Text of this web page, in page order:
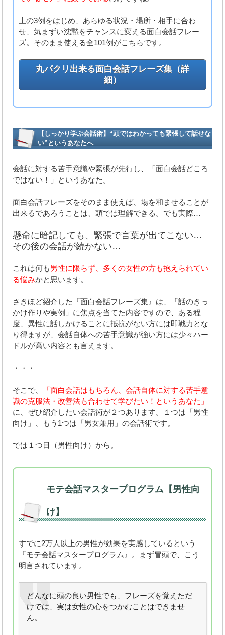
上の3例をはじめ、あらゆる状況・場所・相手に合わ
せ、気まずい沈黙をチャンスに変える面白会話フレー
ズ。そのまま使える全101例がこちらです。
丸パクリ出来る面白会話フレーズ集 （詳
細）
【しっかり学ぶ会話術】“頭ではわかっても緊張して話せな
い”というあなたへ
会話に対する苦手意識や緊張が先行し、「面白会話どころ
ではない！」というあなた。
面白会話フレーズをそのまま使えば、場を和ませることが
出来るであろうことは、頭では理解できる。でも実際…
懸命に暗記しても、緊張で言葉が出てこない…
その後の会話が続かない…
これは何も男性に限らず、多くの女性の方も抱えられてい
る悩みかと思います。
さきほど紹介した『面白会話フレーズ集』は、「話のきっ
かけ作りや実例」に焦点を当てた内容ですので、ある程
度、異性に話しかけることに抵抗がない方には即戦力とな
り得ますが、会話自体への苦手意識が強い方には少々ハー
ドルが高い内容とも言えます。
・・・
そこで、
「面白会話はもちろん、会話自体に対する苦手意
識の克服法・改善法も合わせて学びたい！というあなた」
に、ぜひ紹介したい会話術が２つあります。１つは「男性
向け」、もう1つは「男女兼用」の会話術です。
では１つ目（男性向け）から。
モテ会話マスタープログラム【男性向
け】
すでに2万人以上の男性が効果を実感しているという
『モテ会話マスタープログラム』。まず冒頭で、こう
明言されています。
どんなに頭の良い男性でも、フレーズを覚えただ
けでは、実は女性の心をつかむことはできませ
ん。